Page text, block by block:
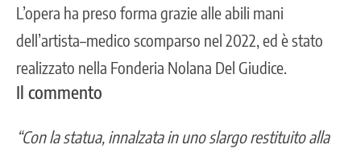
L’opera ha preso forma grazie alle abili mani
dell’artista–medico scomparso nel 2022, ed è stato
realizzato nella Fonderia Nolana Del Giudice.
Il commento
“Con la statua, innalzata in uno slargo restituito alla